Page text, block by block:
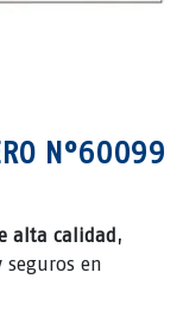
N°60099
alta calidad,
seguros en